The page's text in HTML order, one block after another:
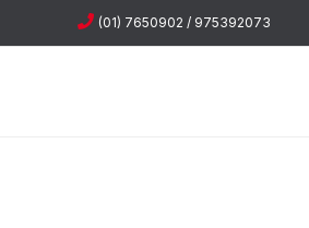
(01) 7650902 / 975392073